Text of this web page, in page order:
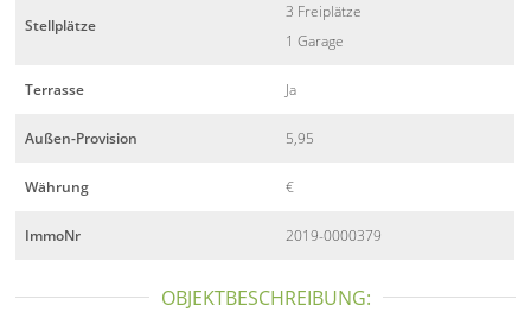
Stellplätze
3 Freiplätze
1 Garage
Terrasse Ja
Außen-Provision 5,95
Währung €
ImmoNr 2019-0000379
OBJEKTBESCHREIBUNG: